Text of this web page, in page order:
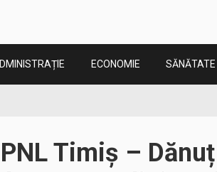
ECONOMIE SĂNĂTATE
Timiș –